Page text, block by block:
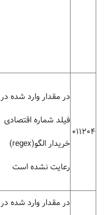
011204
در مقدار وارد شده در
فیلد شماره اقتصادی
خریدار الگو(regex)
رعایت نشده است
در مقدار وارد شده در